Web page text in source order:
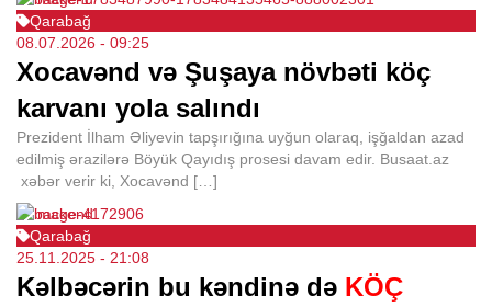
Qarabağ
08.07.2026 - 09:25
Xocavənd və Şuşaya növbəti köç
karvanı yola salındı
Prezident İlham Əliyevin tapşırığına uyğun olaraq, işğaldan azad
edilmiş ərazilərə Böyük Qayıdış prosesi davam edir. Busaat.az
xəbər verir ki, Xocavənd […]
Qarabağ
25.11.2025 - 21:08
Kəlbəcərin bu kəndinə də KÖÇ